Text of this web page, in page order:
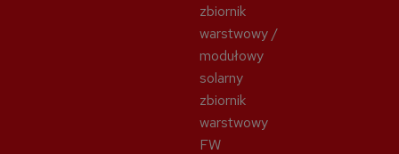
zbiornik
warstwowy /
modułowy
solarny
zbiornik
warstwowy
FW